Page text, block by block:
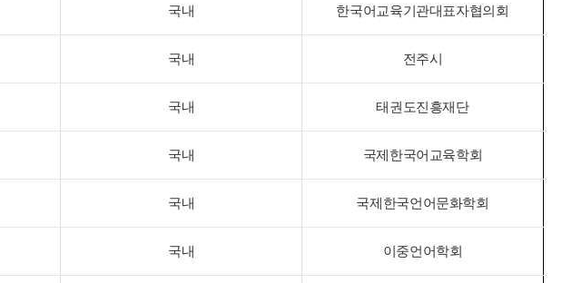
국내 한국어교육기관대표자협의회
국내 전주시
국내 태권도진흥재단
국내 국제한국어교육학회
국내 국제한국언어문화학회
국내 이중언어학회